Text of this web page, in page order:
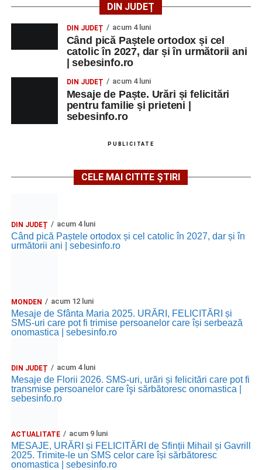
DIN JUDEȚ
DIN JUDEȚ acum 4 luni
Când pică Paștele ortodox și cel
catolic în 2027, dar și în următorii ani
| sebesinfo.ro
DIN JUDEȚ acum 4 luni
Mesaje de Paște. Urări și felicitări
pentru familie și prieteni |
sebesinfo.ro
PUBLICITATE
CELE MAI CITITE ȘTIRI
DIN JUDEȚ acum 4 luni
Când pică Paștele ortodox și cel catolic în 2027, dar și în
următorii ani | sebesinfo.ro
MONDEN acum 12 luni
Mesaje de Sfânta Maria 2025. URĂRI, FELICITĂRI și
SMS-uri care pot fi trimise persoanelor care își serbează
onomastica | sebesinfo.ro
DIN JUDEȚ acum 4 luni
Mesaje de Florii 2026. SMS-uri, urări și felicitări care pot fi
transmise persoanelor care îşi sărbătoresc onomastica |
sebesinfo.ro
ACTUALITATE acum 9 luni
MESAJE, URĂRI și FELICITĂRI de Sfinții Mihail și Gavrill
2025. Trimite-le un SMS celor care își sărbătoresc
onomastica | sebesinfo.ro